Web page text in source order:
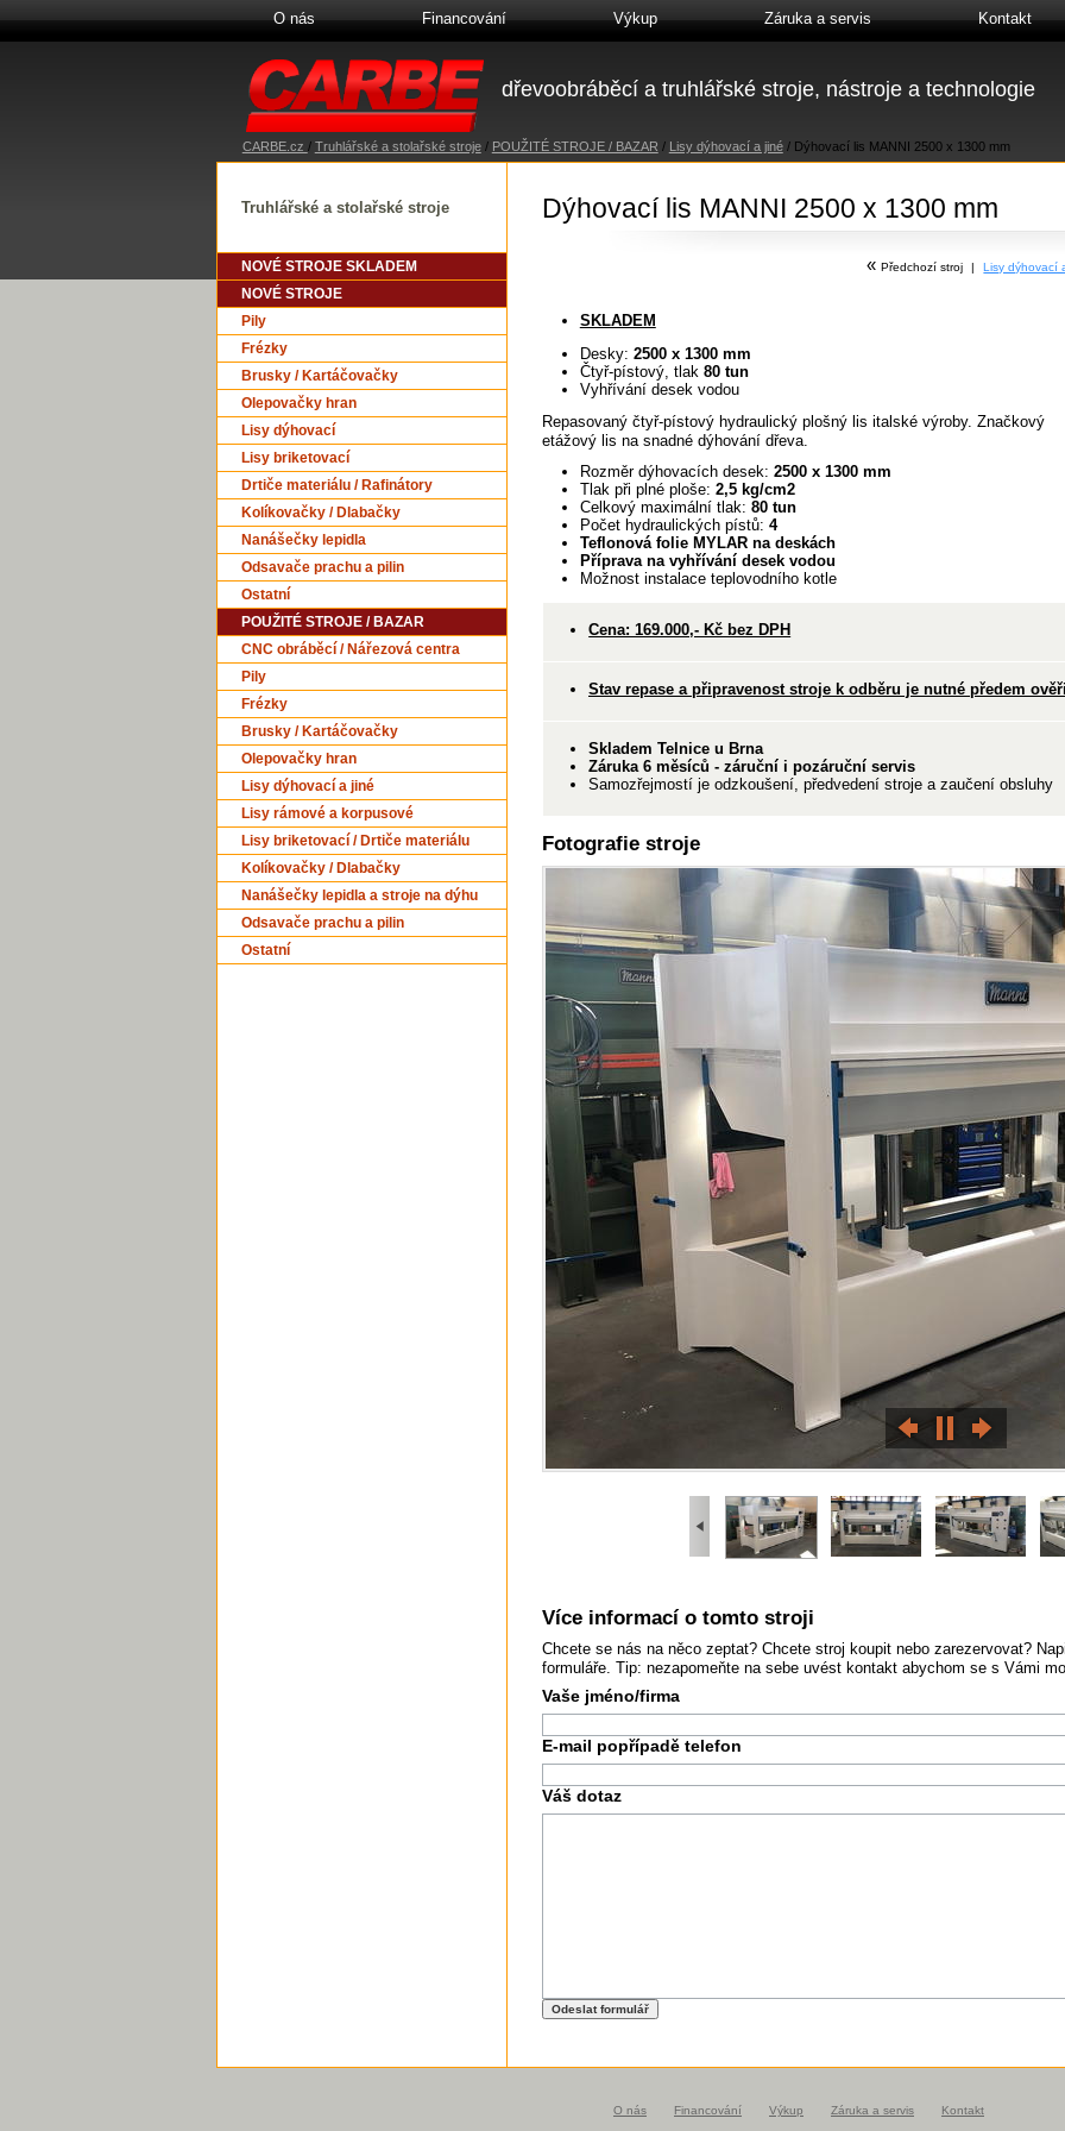
O nás Financování Výkup Záruka a servis Kontakt
dřevoobráběcí a truhlářské stroje, nástroje a technologie
CARBE.cz / Truhlářské a stolařské stroje / POUŽITÉ STROJE / BAZAR / Lisy dýhovací a jiné / Dýhovací lis MANNI 2500 x 1300 mm
Truhlářské a stolařské stroje
NOVÉ STROJE SKLADEM
NOVÉ STROJE
Pily
Frézky
Brusky / Kartáčovačky
Olepovačky hran
Lisy dýhovací
Lisy briketovací
Drtiče materiálu / Rafinátory
Kolíkovačky / Dlabačky
Nanášečky lepidla
Odsavače prachu a pilin
Ostatní
POUŽITÉ STROJE / BAZAR
CNC obráběcí / Nářezová centra
Pily
Frézky
Brusky / Kartáčovačky
Olepovačky hran
Lisy dýhovací a jiné
Lisy rámové a korpusové
Lisy briketovací / Drtiče materiálu
Kolíkovačky / Dlabačky
Nanášečky lepidla a stroje na dýhu
Odsavače prachu a pilin
Ostatní
Dýhovací lis MANNI 2500 x 1300 mm
«Předchozí stroj | Lisy dýhovací
SKLADEM
Desky: 2500 x 1300 mm
Čtyř-pístový, tlak 80 tun
Vyhřívání desek vodou
Repasovaný čtyř-pístový hydraulický plošný lis italské výroby. Značkový
etážový lis na snadné dýhování dřeva.
Rozměr dýhovacích desek: 2500 x 1300 mm
Tlak při plné ploše: 2,5 kg/cm2
Celkový maximální tlak: 80 tun
Počet hydraulických pístů: 4
Teflonová folie MYLAR na deskách
Příprava na vyhřívání desek vodou
Možnost instalace teplovodního kotle
Cena: 169.000,- Kč bez DPH
Stav repase a připravenost stroje k odběru je nutné předem
Skladem Telnice u Brna
Záruka 6 měsíců - záruční i pozáruční servis
Samozřejmostí je odzkoušení, předvedení stroje a zaučení obsluhy
Fotografie stroje
Více informací o tomto stroji
Chcete se nás na něco zeptat? Chcete stroj koupit nebo zarezervovat?
formuláře. Tip: nezapomeňte na sebe uvést kontakt abychom se s Vámi
Vaše jméno/firma
E-mail popřípadě telefon
Váš dotaz
O nás Financování Výkup Záruka a servis Kontakt